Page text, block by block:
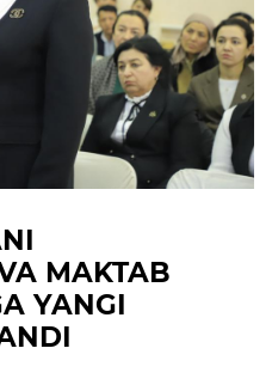
MAKTAB
YANGI